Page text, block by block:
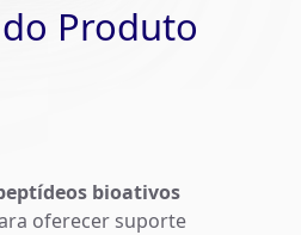
Produto
bioativos
oferecer suporte